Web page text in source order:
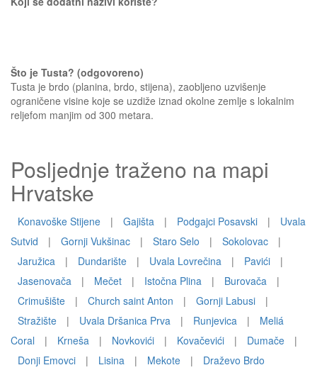
Što je Tusta? (odgovoreno)
Tusta je brdo (planina, brdo, stijena), zaobljeno uzvišenje
ograničene visine koje se uzdiže iznad okolne zemlje s lokalnim
reljefom manjim od 300 metara.
Posljednje traženo na mapi
Hrvatske
Konavoške Stijene | Gajišta | Podgajci Posavski |
Uvala
Sutvid
| Gornji Vukšinac | Staro Selo | Sokolovac
|
Jaružica
| Dundarište | Uvala Lovrečina | Pavići
|
Jasenovača
| Mečet | Istočna Plina | Burovača
|
Crimušište
| Church saint Anton | Gornji Labusi
|
Stražište
| Uvala Dršanica Prva | Runjevica |
Meliá
Coral
| Krneša | Novkovići | Kovačevići | Dumače
|
Donji Emovci
| Lisina | Mekote | Draževo Brdo